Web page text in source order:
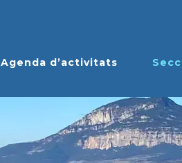
Agenda d’activitats